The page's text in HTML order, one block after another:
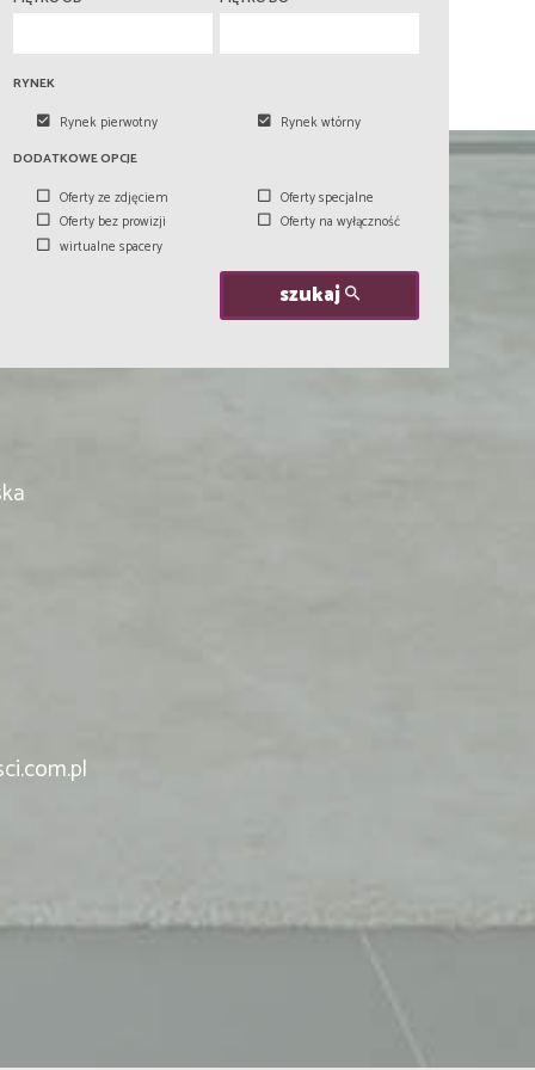
RYNEK
Rynek pierwotny
Rynek wtórny
DODATKOWE OPCJE
Oferty ze zdjęciem
Oferty specjalne
Oferty bez prowizji
Oferty na wyłączność
wirtualne spacery
szukaj